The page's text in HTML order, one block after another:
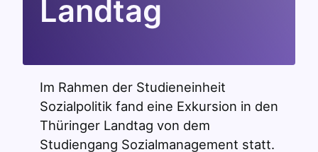
Landtag
Im Rahmen der Studieneinheit
Sozialpolitik fand eine Exkursion in den
Thüringer Landtag von dem
Studiengang Sozialmanagement statt.